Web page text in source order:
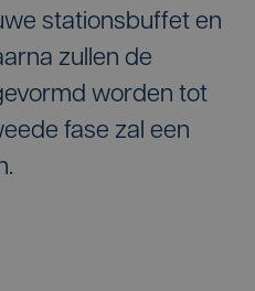
stationsbuffet en
zullen de
worden tot
fase zal een